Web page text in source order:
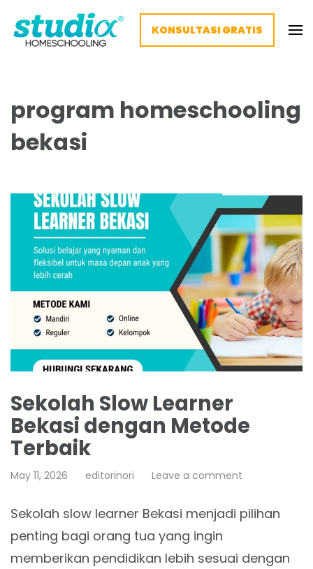
KONSULTASI GRATIS
program homeschooling
bekasi
Sekolah Slow Learner
Bekasi dengan Metode
Terbaik
May 11, 2026 editorinori Leave a comment
Sekolah slow learner Bekasi menjadi pilihan
penting bagi orang tua yang ingin
memberikan pendidikan lebih sesuai dengan